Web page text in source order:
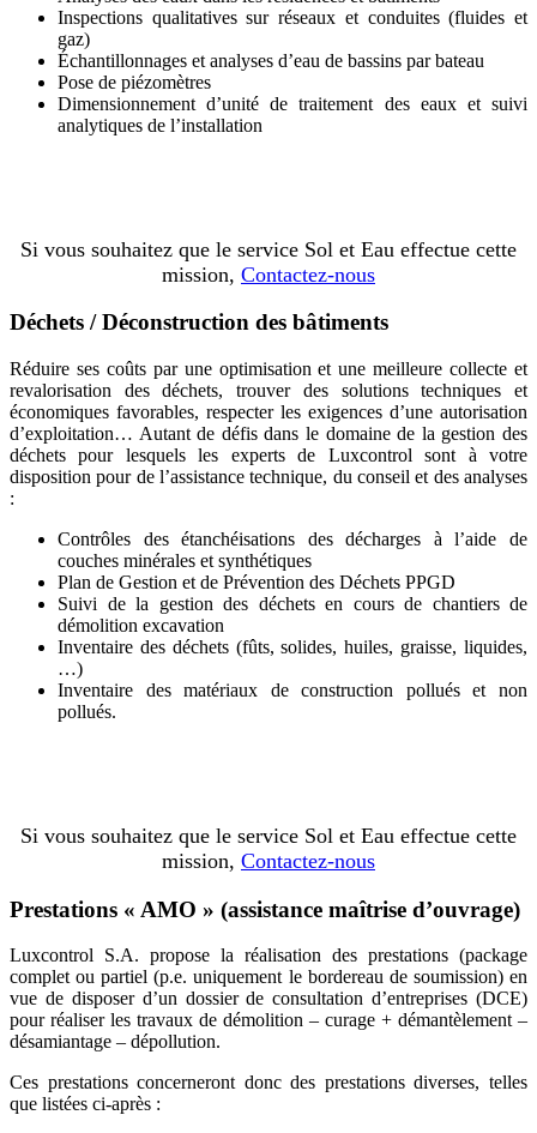
Inspections qualitatives sur réseaux et conduites (fluides et
gaz)
Échantillonnages et analyses d’eau de bassins par bateau
Pose de piézomètres
Dimensionnement d’unité de traitement des eaux et suivi
analytiques de l’installation
Si vous souhaitez que le service Sol et Eau effectue cette
mission, Contactez-nous
Déchets / Déconstruction des bâtiments
Réduire ses coûts par une optimisation et une meilleure collecte et
revalorisation des déchets, trouver des solutions techniques et
économiques favorables, respecter les exigences d’une autorisation
d’exploitation… Autant de défis dans le domaine de la gestion des
déchets pour lesquels les experts de Luxcontrol sont à votre
disposition pour de l’assistance technique, du conseil et des analyses
:
Contrôles des étanchéisations des décharges à l’aide de
couches minérales et synthétiques
Plan de Gestion et de Prévention des Déchets PPGD
Suivi de la gestion des déchets en cours de chantiers de
démolition excavation
Inventaire des déchets (fûts, solides, huiles, graisse, liquides,
…)
Inventaire des matériaux de construction pollués et non
pollués.
Si vous souhaitez que le service Sol et Eau effectue cette
mission, Contactez-nous
Prestations « AMO » (assistance maîtrise d’ouvrage)
Luxcontrol S.A. propose la réalisation des prestations (package
complet ou partiel (p.e. uniquement le bordereau de soumission) en
vue de disposer d’un dossier de consultation d’entreprises (DCE)
pour réaliser les travaux de démolition – curage + démantèlement –
désamiantage – dépollution.
Ces prestations concerneront donc des prestations diverses, telles
que listées ci-après :